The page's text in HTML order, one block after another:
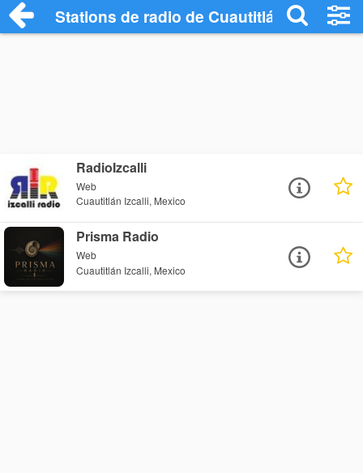
Stations de radio de Cuautitlán Izcalli
RadioIzcalli
Web
Cuautitlán Izcalli, Mexico
Prisma Radio
Web
Cuautitlán Izcalli, Mexico